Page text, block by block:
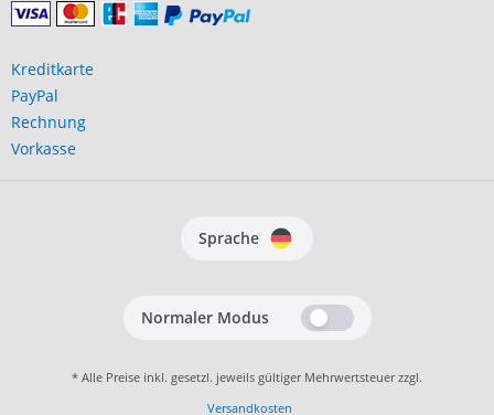
Kreditkarte
PayPal
Rechnung
Vorkasse
Sprache
Normaler Modus
* Alle Preise inkl. gesetzl. jeweils gültiger Mehrwertsteuer zzgl.
Versandkosten